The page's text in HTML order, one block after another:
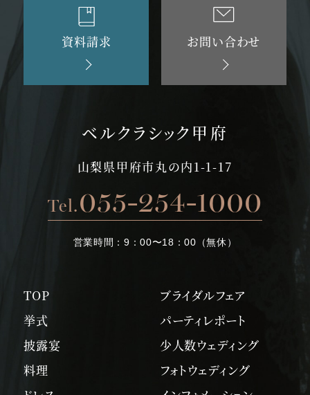
資料請求 お問い合わせ
ベルクラシック甲府
山梨県甲府市丸の内1-1-17
Tel.055-254-1000
営業時間： 9：00〜18：00（無休）
TOP
挙式
披露宴
料理
ブライダルフェア
パーティレポート
少人数ウェディング
フォトウェディング